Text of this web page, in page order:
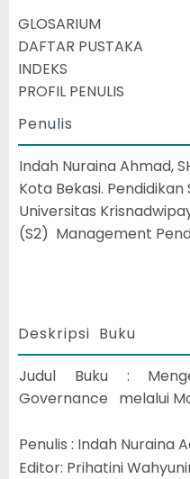
GLOSARIUM
DAFTAR PUSTAKA
INDEKS
PROFIL PENULIS
Penulis
Indah Nuraina Ahmad,
Kota Bekasi. Pendidikan
Universitas
(S2) Management
Deskripsi Buku
Judul Buku :
Governance melalui
Penulis : Indah Nuraina
Editor: Prihatini